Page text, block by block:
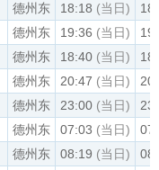
德州东 18:18 (当日)
德州东 19:36 (当日)
德州东 18:40 (当日)
德州东 20:47 (当日)
德州东 23:00 (当日)
德州东 07:03 (当日)
德州东 08:19 (当日)